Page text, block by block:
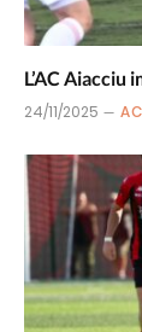
L’AC Aiacciu
24/11/2025